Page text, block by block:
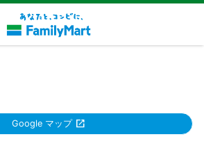
Google マップ